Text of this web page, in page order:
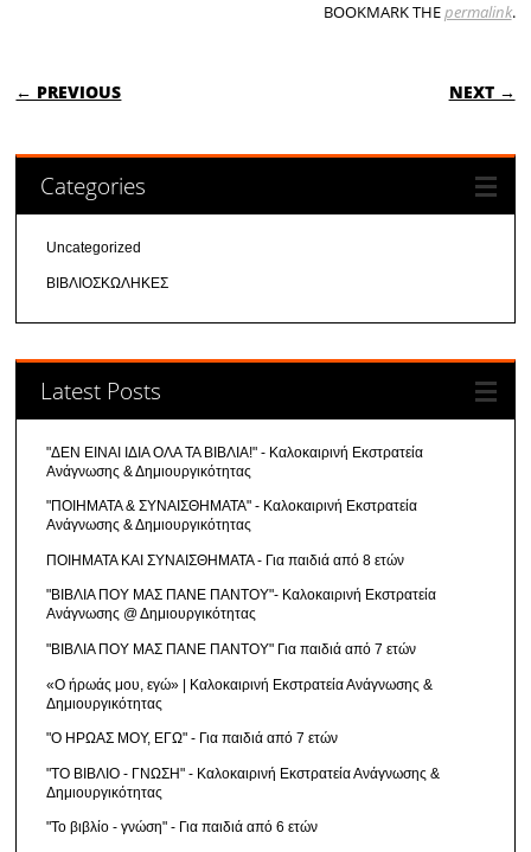
BOOKMARK THEpermalink.
POST NAVIGATION
← PREVIOUS NEXT →
Categories
Uncategorized
ΒΙΒΛΙΟΣΚΩΛΗΚΕΣ
Latest Posts
"ΔΕΝ ΕΙΝΑΙ ΙΔΙΑ ΟΛΑ ΤΑ ΒΙΒΛΙΑ!" - Καλοκαιρινή Εκστρατεία
Ανάγνωσης & Δημιουργικότητας
"ΠΟΙΗΜΑΤΑ & ΣΥΝΑΙΣΘΗΜΑΤΑ" - Καλοκαιρινή Εκστρατεία
Ανάγνωσης & Δημιουργικότητας
ΠΟΙΗΜΑΤΑ ΚΑΙ ΣΥΝΑΙΣΘΗΜΑΤΑ - Για παιδιά από 8 ετών
"ΒΙΒΛΙΑ ΠΟΥ ΜΑΣ ΠΑΝΕ ΠΑΝΤΟΥ"- Καλοκαιρινή Εκστρατεία
Ανάγνωσης @ Δημιουργικότητας
"ΒΙΒΛΙΑ ΠΟΥ ΜΑΣ ΠΑΝΕ ΠΑΝΤΟΥ" Για παιδιά από 7 ετών
«Ο ήρωάς μου, εγώ» | Καλοκαιρινή Εκστρατεία Ανάγνωσης &
Δημιουργικότητας
"Ο ΗΡΩΑΣ ΜΟΥ, ΕΓΩ" - Για παιδιά από 7 ετών
"ΤΟ ΒΙΒΛΙΟ - ΓΝΩΣΗ" - Καλοκαιρινή Εκστρατεία Ανάγνωσης &
Δημιουργικότητας
"Το βιβλίο - γνώση" - Για παιδιά από 6 ετών